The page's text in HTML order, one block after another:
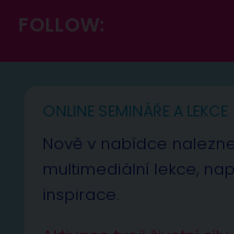
FOLLOW:
ONLINE SEMINÁŘE A LEKCE
Nově v nabídce
multimediální lekce,
inspirace.